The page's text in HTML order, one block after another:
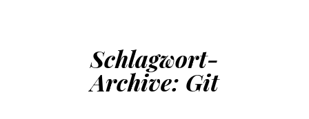
Schlagwort-
Archive: Git